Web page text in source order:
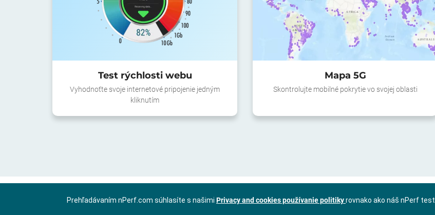
Test rýchlosti webu
Vyhodnoťte svoje internetové pripojenie jedným
kliknutím
Mapa 5G
Skontrolujte mobilné pokrytie vo svojej oblasti
Prehľadávaním nPerf.com súhlasíte s našimi Privacy and cookies používanie politikyrovnako ako náš nPerf test.